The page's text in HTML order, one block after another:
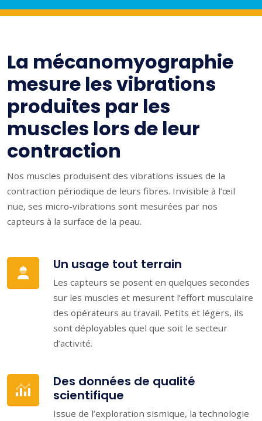
La mécanomyographie
mesure les vibrations
produites par les
muscles lors de leur
contraction
Nos muscles produisent des vibrations issues de la
contraction périodique de leurs fibres. Invisible à l’œil
nue, ses micro-vibrations sont mesurées par nos
capteurs à la surface de la peau.
Un usage tout terrain
Les capteurs se posent en quelques secondes
sur les muscles et mesurent l’effort musculaire
des opérateurs au travail. Petits et légers, ils
sont déployables quel que soit le secteur
d’activité.
Des données de qualité
scientifique
Issue de l’exploration sismique, la technologie